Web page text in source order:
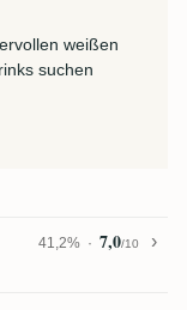
weißen
suchen
41,2% 7,0/10